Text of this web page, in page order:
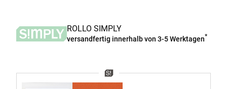
ROLLO SIMPLY
versandfertig innerhalb von 3-5 Werktagen*